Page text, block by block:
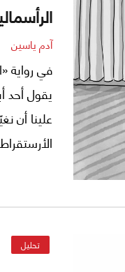
آدم ياسين
في رواية
يقول أحد
علينا أن
كبير
تحليل